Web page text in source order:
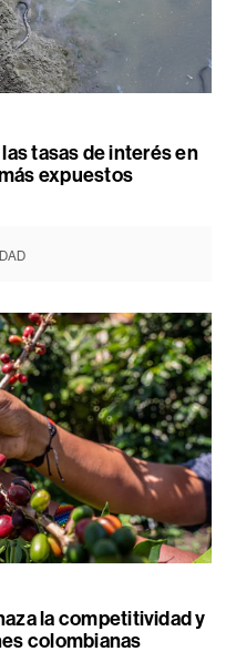
tasas de interés en
expuestos
la competitividad y
colombianas